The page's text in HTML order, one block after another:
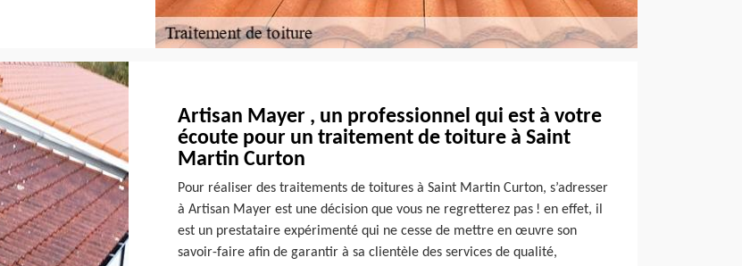
Artisan Mayer , un professionnel qui est à votre
écoute pour un traitement de toiture à Saint
Martin Curton
Pour réaliser des traitements de toitures à Saint Martin Curton, s’adresser
à Artisan Mayer est une décision que vous ne regretterez pas ! en effet, il
est un prestataire expérimenté qui ne cesse de mettre en œuvre son
savoir-faire afin de garantir à sa clientèle des services de qualité,